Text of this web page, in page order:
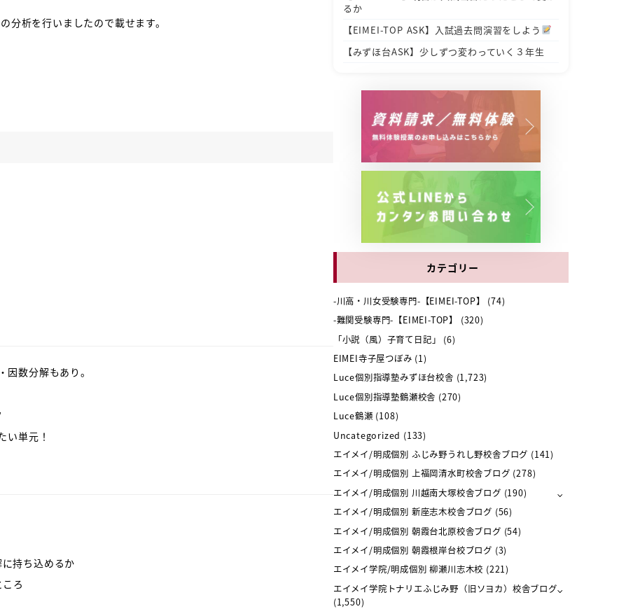
分析を行いましたので載せます。
数分解もあり。
単元！
持ち込めるか
ろ
るか
【EIMEI-TOP ASK】入試過去問演習をしよう
【みずほ台ASK】少しずつ変わっていく３年生
カテゴリー
-川高・川女受験専門-【EIMEI-TOP】
(74)
-難関受験専門-【EIMEI-TOP】
(320)
「小説（風）子育て日記」
(6)
EIMEI寺子屋つぼみ (1)
Luce個別指導塾みずほ台校舎 (1,723)
Luce個別指導塾鶴瀬校舎 (270)
Luce鶴瀬 (108)
Uncategorized (133)
エイメイ/明成個別 ふじみ野うれし野校舎ブログ (141)
エイメイ/明成個別 上福岡清水町校舎ブログ (278)
エイメイ/明成個別 川越南大塚校舎ブログ (190)
エイメイ/明成個別 新座志木校舎ブログ (56)
エイメイ/明成個別 朝霞台北原校舎ブログ (54)
エイメイ/明成個別 朝霞根岸台校ブログ (3)
エイメイ学院/明成個別 柳瀬川志木校 (221)
エイメイ学院トナリエふじみ野（旧ソヨカ）校舎ブログ
(1,550)